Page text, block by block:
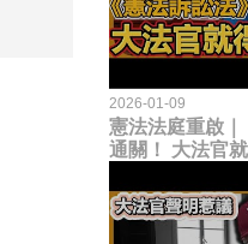
2026-01-09
憲法法庭重啟
通關！ 大法官